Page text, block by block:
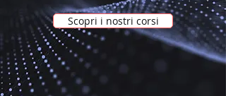
Scopri i nostri corsi